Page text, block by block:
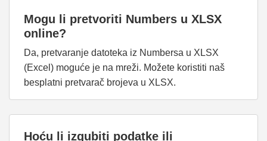
Mogu li pretvoriti Numbers u XLSX
online?
Da, pretvaranje datoteka iz Numbersa u XLSX
(Excel) moguće je na mreži. Možete koristiti naš
besplatni pretvarač brojeva u XLSX.
Hoću li izgubiti podatke ili